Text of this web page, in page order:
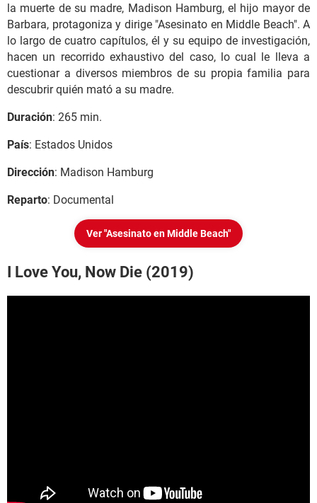
la muerte de su madre, Madison Hamburg, el hijo mayor de
Barbara, protagoniza y dirige "Asesinato en Middle Beach". A
lo largo de cuatro capítulos, él y su equipo de investigación,
hacen un recorrido exhaustivo del caso, lo cual le lleva a
cuestionar a diversos miembros de su propia familia para
descubrir quién mató a su madre.
Duración: 265 min.
País: Estados Unidos
Dirección: Madison Hamburg
Reparto: Documental
Ver "Asesinato en Middle Beach"
I Love You, Now Die (2019)